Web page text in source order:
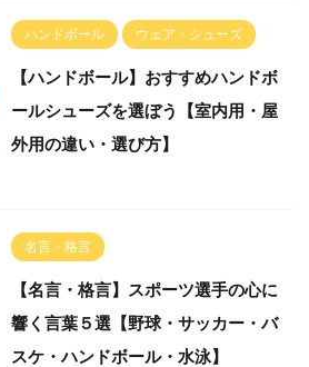
ハンドボール ウェア・シューズ
【ハンドボール】おすすめハンドボ
ールシューズを選ぼう【室内用・屋
外用の違い・選び方】
名言・格言
【名言・格言】スポーツ選手の心に
響く言葉５選【野球・サッカー・バ
スケ・ハンドボール・水泳】